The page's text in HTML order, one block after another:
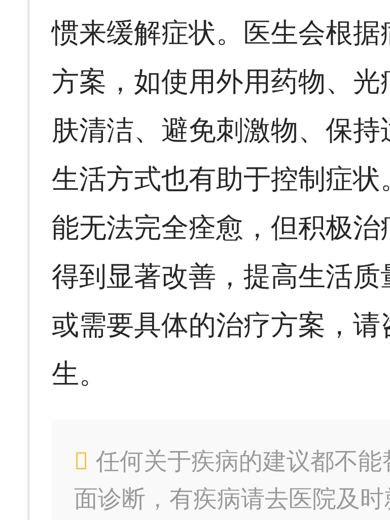
惯来缓解症状。医生会根
方案，如使用外用药物、
肤清洁、避免刺激物、保
生活方式也有助于控制症
能无法完全痊愈，但积极
得到显著改善，提高生活
或需要具体的治疗方案，
生。
任何关于疾病的建议都不
面诊断，有疾病请去医院及